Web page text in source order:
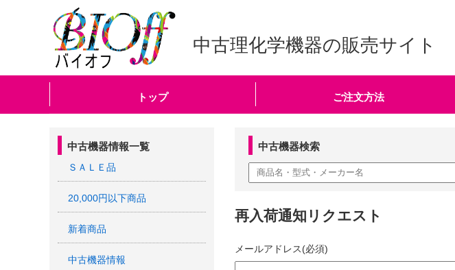
中古理化学機器の販売サイト
トップ ご注文方法
中古機器情報一覧
ＳＡＬＥ品
20,000円以下商品
新着商品
中古機器情報
中古機器検索
再入荷通知リクエスト
メールアドレス(必須)